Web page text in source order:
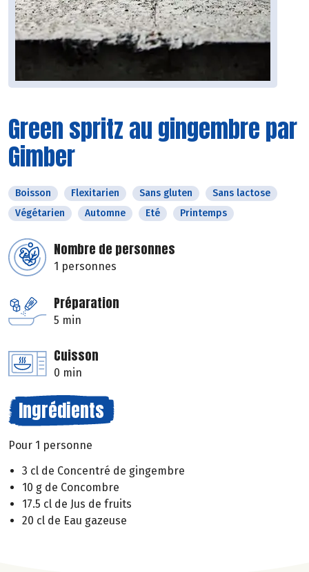
Green spritz au gingembre par
Gimber
Boisson Flexitarien Sans gluten
Sans lactose
Végétarien
Automne Eté Printemps
Nombre de personnes
1 personnes
Préparation
5 min
Cuisson
0 min
Ingrédients
Pour 1 personne
3 cl de Concentré de gingembre
10 g de Concombre
17.5 cl de Jus de fruits
20 cl de Eau gazeuse